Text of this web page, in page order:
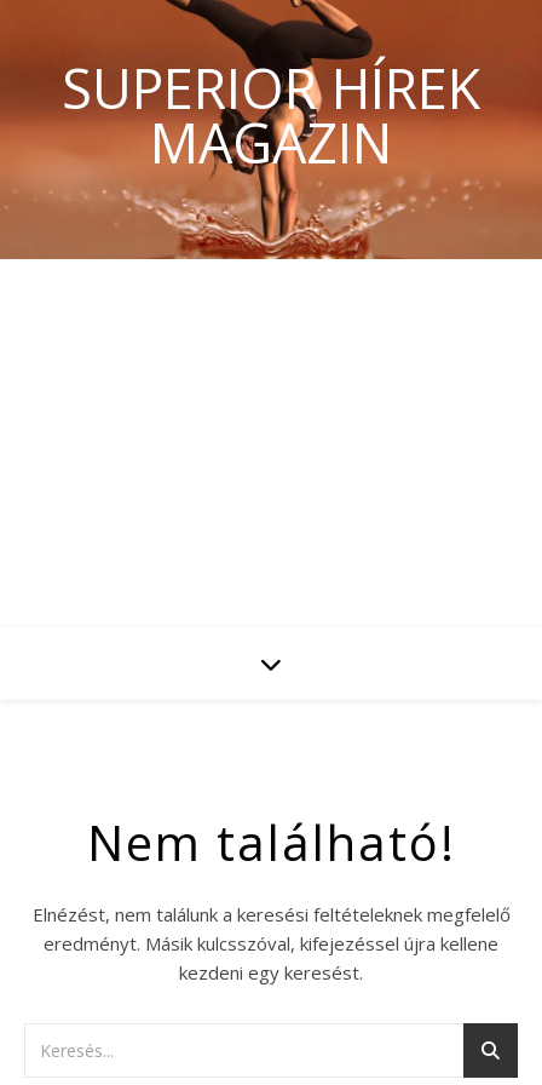
SUPERIOR HÍREK
MAGAZIN
Nem található!
Elnézést, nem találunk a keresési feltételeknek megfelelő
eredményt. Másik kulcsszóval, kifejezéssel újra kellene
kezdeni egy keresést.